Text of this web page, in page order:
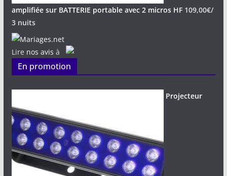
amplifiée sur BATTERIE portable avec 2 micros HF 109,00€/
3 nuits
Lire nos avis à
En promotion
Projecteur